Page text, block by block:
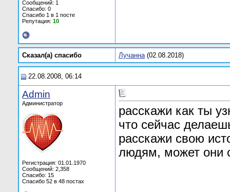
Сообщений: 1
Спасибо: 0
Спасибо 1 в 1 посте
Репутация: 10
Сказал(а) cпасибо Лучанна(02.08.2018)
22.08.2008, 06:14
Admin
Администратор
Регистрация: 01.01.1970
Сообщений: 2,358
Спасибо: 15
Спасибо 52 в 48 постах
расскажи как ты
что сейчас
расскажи свою
людям, может они